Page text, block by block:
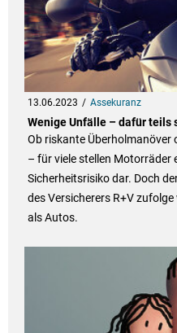
13.06.2023 Assekuranz
Wenige Unfälle – dafür teils
Ob riskante Überholmanöver
– für viele stellen Motorräder
Sicherheitsrisiko dar. Doch
des Versicherers R+V
als Autos.